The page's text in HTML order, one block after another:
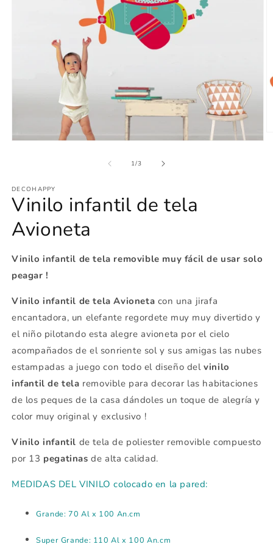
una
ventana
modal
1/de
3
DECOHAPPY
Vinilo infantil de tela
Avioneta
Vinilo infantil de tela removible muy fácil de usar solo
peagar !
Vinilo infantil de tela Avioneta con una jirafa
encantadora, un elefante regordete muy muy divertido y
el niño pilotando esta alegre avioneta por el cielo
acompañados de el sonriente sol y sus amigas las nubes
estampadas a juego con todo el diseño delvinilo
infantil de tela removible para decorar las habitaciones
de los peques de la casa dándoles un toque de alegría y
color muy original y exclusivo !
Vinilo infantil de tela de poliester removible compuesto
por 13 pegatinasde alta calidad.
MEDIDAS DEL VINILO colocado en la pared:
Grande: 70 Al x 100 An.cm
Super Grande: 110 Al x 100 An.cm